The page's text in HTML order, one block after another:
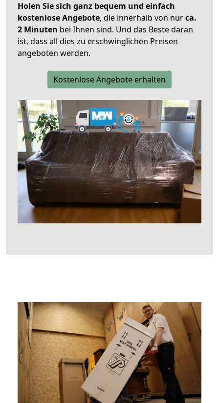
Holen Sie sich ganz bequem und einfach
kostenlose Angebote, die innerhalb von nurca.
2 Minuten bei Ihnen sind. Und das Beste daran
ist, dass all dies zu erschwinglichen Preisen
angeboten werden.
Kostenlose Angebote erhalten